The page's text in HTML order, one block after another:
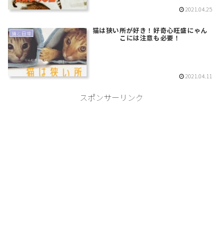
2021.04.25
猫と日常 猫は狭い所が好き！好奇心旺盛にゃん
こには注意も必要！
2021.04.11
スポンサーリンク